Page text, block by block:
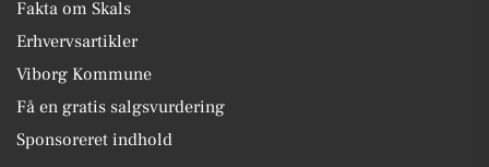
Fakta om Skals
Erhvervsartikler
Viborg Kommune
Få en gratis salgsvurdering
Sponsoreret indhold